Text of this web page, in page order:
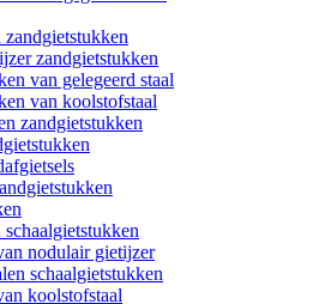
zandgietstukken
van gelegeerd staal
van koolstofstaal
zandgietstukken
nodulair gietijzer
schaalgietstukken
koolstofstaal